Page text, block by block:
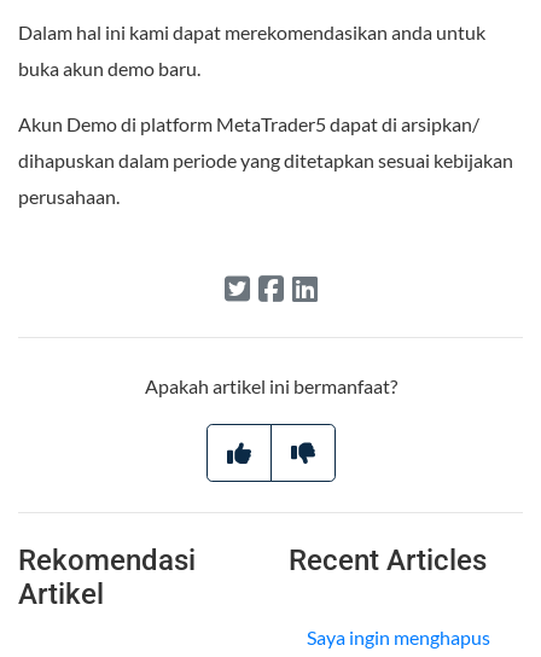
Dalam hal ini kami dapat merekomendasikan anda untuk
buka akun demo baru.
Akun Demo di platform MetaTrader5 dapat di arsipkan/
dihapuskan dalam periode yang ditetapkan sesuai kebijakan
perusahaan.
Apakah artikel ini bermanfaat?
Rekomendasi
Artikel
Recent Articles
Saya ingin menghapus